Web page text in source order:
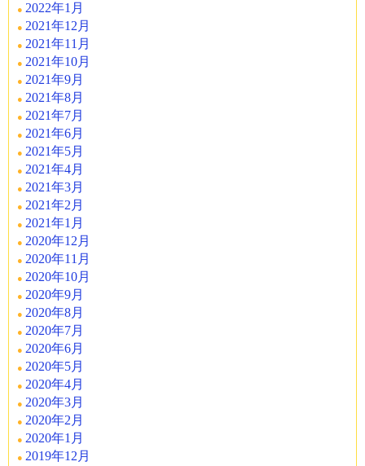
2022年1月
2021年12月
2021年11月
2021年10月
2021年9月
2021年8月
2021年7月
2021年6月
2021年5月
2021年4月
2021年3月
2021年2月
2021年1月
2020年12月
2020年11月
2020年10月
2020年9月
2020年8月
2020年7月
2020年6月
2020年5月
2020年4月
2020年3月
2020年2月
2020年1月
2019年12月